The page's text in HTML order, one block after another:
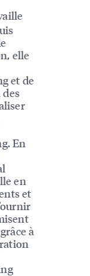
elle
et de
des
En
en
et
à